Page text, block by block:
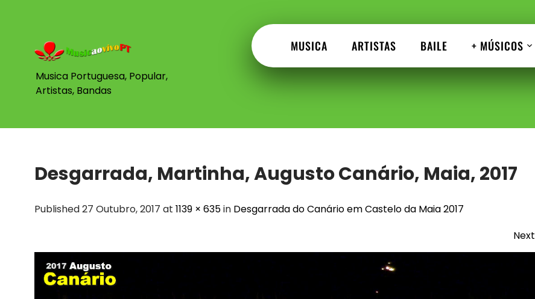
Musica Portuguesa, Popular,
Artistas, Bandas
MUSICA ARTISTAS BAILE + MÚSICOS
Desgarrada, Martinha, Augusto Canário, Maia, 2017
Published 27 Outubro, 2017 at 1139 × 635in Desgarrada do Canário em Castelo da Maia 2017
Next